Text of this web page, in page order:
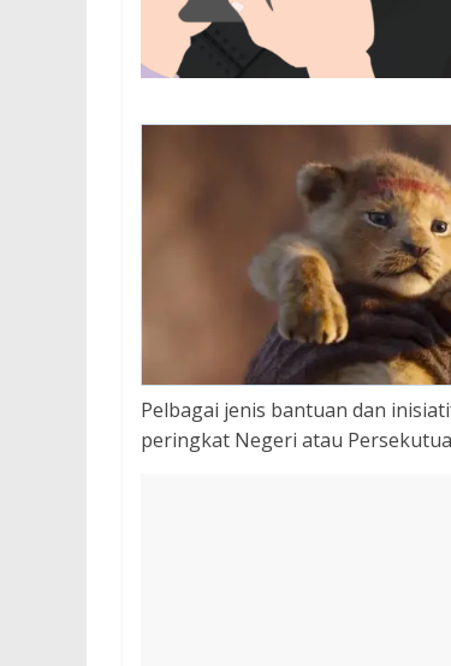
Pelbagai jenis bantuan dan
peringkat Negeri atau